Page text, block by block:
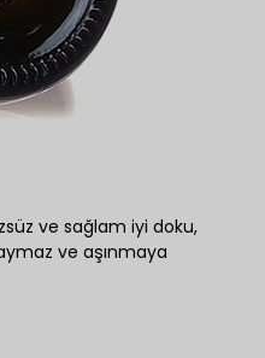
ve sağlam iyi doku,
ve aşınmaya